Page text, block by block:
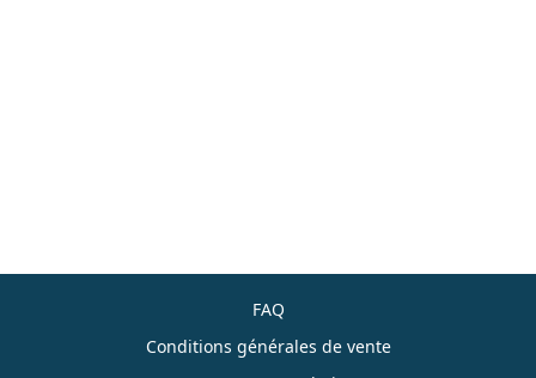
FAQ
Conditions générales de vente